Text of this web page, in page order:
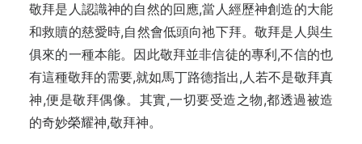
敬拜是人認識神的自然的回應,當人經歷神創造的大能
和救贖的慈愛時,自然會低頭向祂下拜。敬拜是人與生
俱來的一種本能。因此敬拜並非信徒的專利,不信的也
有這種敬拜的需要,就如馬丁路德指出,人若不是敬拜真
神,便是敬拜偶像。其實,一切要受造之物,都透過被造
的奇妙榮耀神,敬拜神。